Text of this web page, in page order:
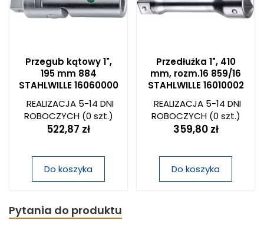
Przegub kątowy 1",
195 mm 884
STAHLWILLE 16060000
REALIZACJA 5-14 DNI
ROBOCZYCH(0 szt.)
522,87 zł
Do koszyka
Przedłużka 1", 410
mm, rozm.16 859/16
STAHLWILLE 16010002
REALIZACJA 5-14 DNI
ROBOCZYCH(0 szt.)
359,80 zł
Do koszyka
Pytania do produktu